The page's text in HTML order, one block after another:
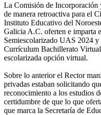
La Comisión de Incorporación
de manera retroactiva para el
Instituto Educativo del
Galicia A.C. oferten e imparta
Semiescolarizado UAS 2024
Currículum Bachillerato
escolarizada opción virtual.
Sobre lo anterior el Rector
privadas estaban solicitando
reconocimiento a los estudios
certidumbre de que lo que
que marca la Secretaría de